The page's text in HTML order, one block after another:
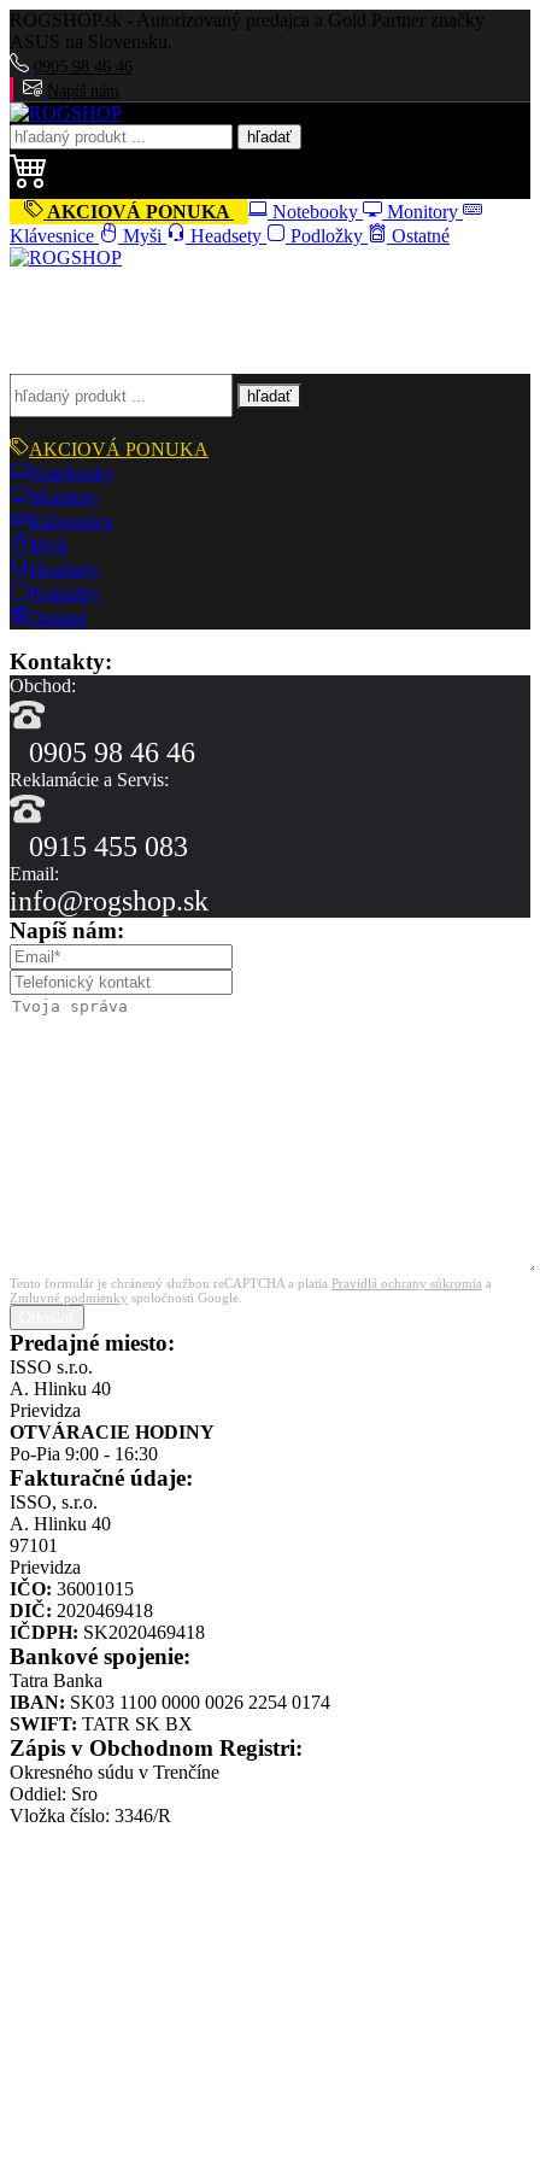
ROGSHOP.sk - Autorizovaný predajca a Gold Partner značky
ASUS na Slovensku.
0905 98 46 46
Napíš nám
hľadať
AKCIOVÁ PONUKA Notebooky
Monitory
Klávesnice
Myši Headsety Podložky Ostatné
hľadať
AKCIOVÁ PONUKA
Notebooky
Monitory
Klávesnice
Myši
Headsety
Podložky
Ostatné
Kontakty:
Obchod:
0905 98 46 46
Reklamácie a Servis:
0915 455 083
Email:
info@rogshop.sk
Napíš nám:
Tento formulár je chránený službou reCAPTCHA a platia Pravidlá ochrany súkromia a
Zmluvné podmienky spoločnosti Google.
Predajné miesto:
ISSO s.r.o.
A. Hlinku 40
Prievidza
OTVÁRACIE HODINY
Po-Pia 9:00 - 16:30
Fakturačné údaje:
ISSO, s.r.o.
A. Hlinku 40
97101
Prievidza
IČO: 36001015
DIČ: 2020469418
IČDPH: SK2020469418
Bankové spojenie:
Tatra Banka
IBAN: SK03 1100 0000 0026 2254 0174
SWIFT: TATR SK BX
Zápis v Obchodnom Registri:
Okresného súdu v Trenčíne
Oddiel: Sro
Vložka číslo: 3346/R